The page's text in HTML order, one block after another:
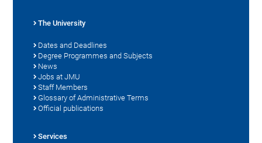
The University
Dates and Deadlines
Degree Programmes and Subjects
News
Jobs at JMU
Staff Members
Glossary of Administrative Terms
Official publications
Services